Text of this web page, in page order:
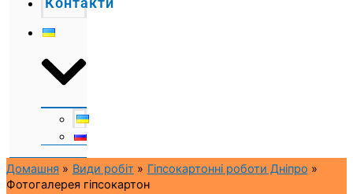
Домашня Види робіт
Гіпсокартонні роботи Дніпро
Фотогалерея гіпсокартон